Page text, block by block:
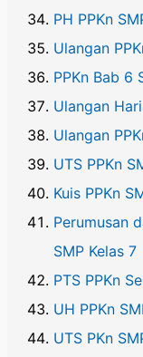
PH PPKn
Ulangan
PPKn Bab 6
Ulangan
Ulangan
UTS PPKn
Kuis PPKn
Perumusan
SMP Kelas 7
PTS PPKn
UH PPKn
UTS PKn